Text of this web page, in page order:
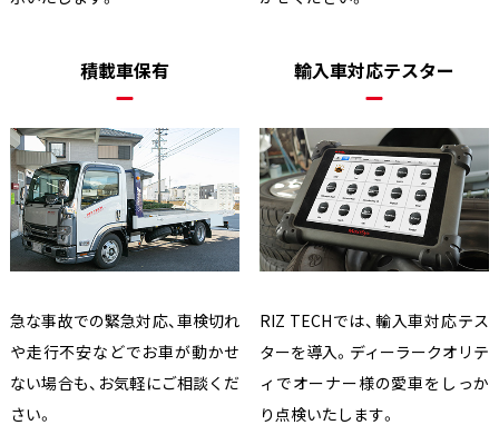
積載車保有
急な事故での緊急対応、車検切れ
や走行不安などでお車が動かせ
ない場合も、お気軽にご相談くだ
さい。
輸入車対応テスター
RIZ TECHでは、輸入車対応テス
ターを導入。ディーラークオリテ
ィでオーナー様の愛車をしっか
り点検いたします。